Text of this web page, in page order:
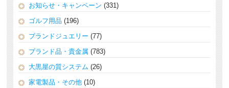
お知らせ・キャンペーン (331)
ゴルフ用品 (196)
ブランドジュエリー (77)
ブランド品・貴金属 (783)
大黒屋の質システム (26)
家電製品・その他 (10)